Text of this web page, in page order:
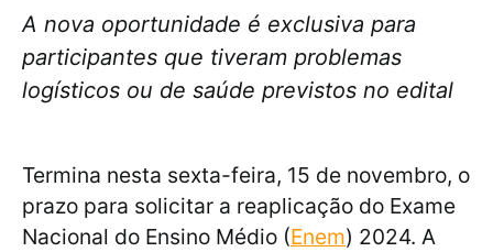
A nova oportunidade é exclusiva para
participantes que tiveram problemas
logísticos ou de saúde previstos no edital
Termina nesta sexta-feira, 15 de novembro, o
prazo para solicitar a reaplicação do Exame
Nacional do Ensino Médio (Enem) 2024. A